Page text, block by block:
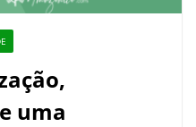
uma